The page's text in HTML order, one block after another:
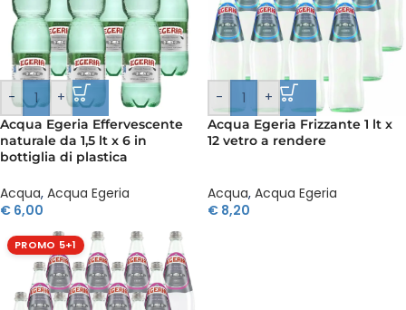
- +
Acqua Egeria Effervescente
naturale da 1,5 lt x 6 in
bottiglia di plastica
Acqua, Acqua Egeria
€ 6,00
- +
Acqua Egeria Frizzante 1 lt x
12 vetro a rendere
Acqua, Acqua Egeria
€ 8,20
PROMO 5+1